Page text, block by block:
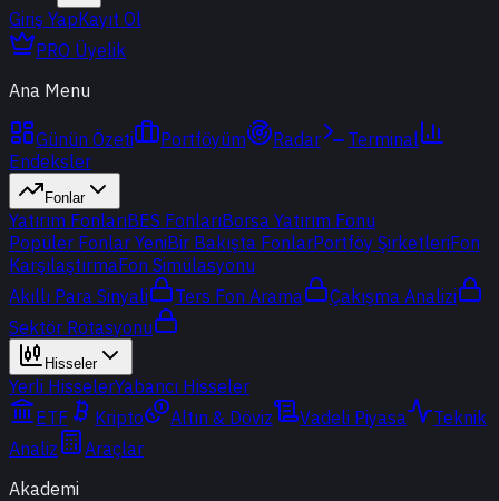
Giriş YapKayıt Ol
PRO Üyelik
Ana Menu
Günün Özeti Portföyüm Radar
Terminal
Endeksler
Fonlar
Yatırım FonlarıBES FonlarıBorsa Yatırım Fonu
Popüler Fonlar YeniBir Bakışta FonlarPortföy ŞirketleriFon
KarşılaştırmaFon Simülasyonu
Akıllı Para Sinyali
Ters Fon Arama
Çakışma Analizi
Sektör Rotasyonu
Hisseler
Yerli HisselerYabancı Hisseler
ETF
Kripto Altın & Döviz Vadeli Piyasa
Teknik
Analiz
Araçlar
Akademi